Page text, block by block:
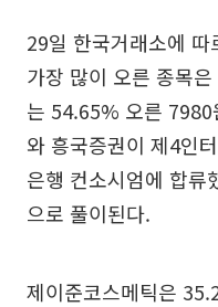
29일 한국거래소에
가장 많이 오른 종목
는 54.65% 오른 7980
와 흥국증권이 제4인
은행 컨소시엄에 합류
으로 풀이된다.
제이준코스메틱은